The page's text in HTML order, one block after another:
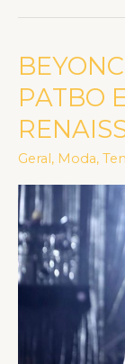
PATBO
Geral , Moda,
BEYONCÉ
USA
LOOK
DA
PATBO
EM
SHOW
DA
RENAISSANCE
WORLD